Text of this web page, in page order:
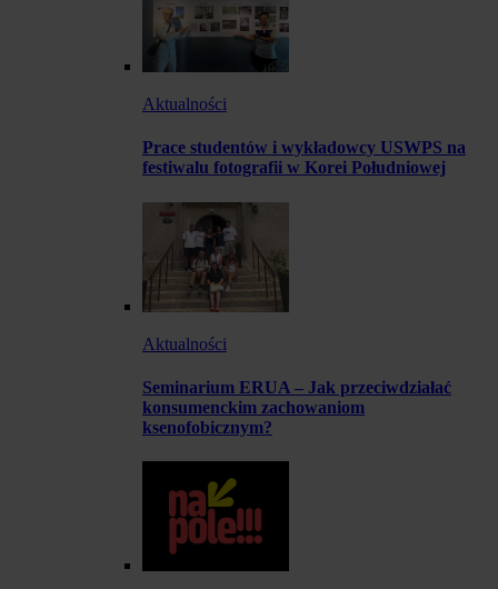
Aktualności
Prace studentów i wykładowcy USWPS na
festiwalu fotografii w Korei Południowej
Aktualności
Seminarium ERUA – Jak przeciwdziałać
konsumenckim zachowaniom
ksenofobicznym?